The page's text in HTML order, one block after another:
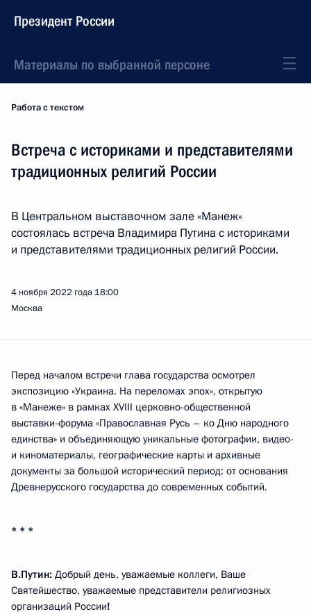
Президент России
Материалы по выбранной персоне
Работа с текстом
Встреча с историками и представителями
традиционных религий России
В Центральном выставочном зале «Манеж»
состоялась встреча Владимира Путина с историками
и представителями традиционных религий России.
4 ноября 2022 года 18:00
Москва
Перед началом встречи глава государства осмотрел
экспозицию «Украина. На переломах эпох», открытую
в «Манеже» в рамках XVIII церковно-общественной
выставки-форума «Православная Русь – ко Дню народного
единства» и объединяющую уникальные фотографии, видео-
и киноматериалы, географические карты и архивные
документы за большой исторический период: от основания
Древнерусского государства до современных событий.
* * *
В.Путин: Добрый день, уважаемые коллеги, Ваше
Святейшество, уважаемые представители религиозных
организаций России!